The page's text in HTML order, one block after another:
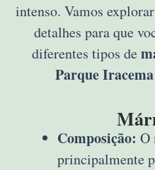
intenso. Vamos
detalhes para que
diferentes tipos de
Parque
Composição: O
principalmente